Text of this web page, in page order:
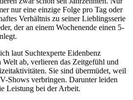
nur eine einzige Folge pro Tag oder
Verhältnis zu seiner Lieblingsserie
der an einem Wochenende einen 5-
laut Suchtexperte Eidenbenz
Welt ab, verlieren das Zeitgefühl und
Sie sind übermüdet, weil
Shows verbringen. Darunter leiden
Leistung bei der Arbeit.